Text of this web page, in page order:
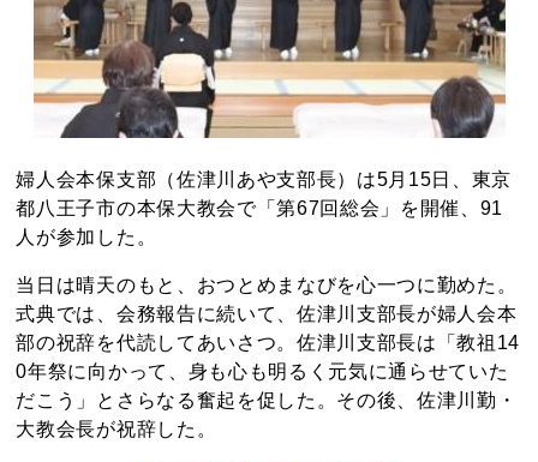
婦人会本保支部（佐津川あや支部長）は5月15日、東京
都八王子市の本保大教会で「第67回総会」を開催、91
人が参加した。
当日は晴天のもと、おつとめまなびを心一つに勤めた。
式典では、会務報告に続いて、佐津川支部長が婦人会本
部の祝辞を代読してあいさつ。佐津川支部長は「教祖14
0年祭に向かって、身も心も明るく元気に通らせていた
だこう」とさらなる奮起を促した。その後、佐津川勤・
大教会長が祝辞した。